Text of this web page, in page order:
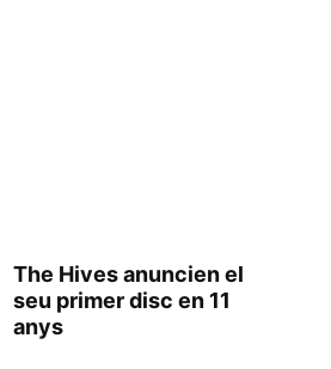
The Hives anuncien el
seu primer disc en 11
anys